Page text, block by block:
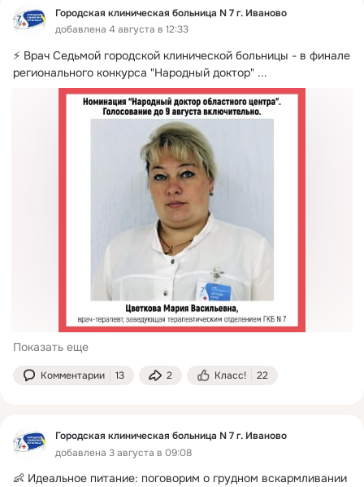
Городская клиническая больница N 7 г. Иваново
добавлена 4 августа в 12:33
⚡ Врач Седьмой городской клинической больницы - в финале
регионального конкурса "Народный доктор" ...
Показать еще
Комментарии 13 2 Класс! 22
Городская клиническая больница N 7 г. Иваново
добавлена 3 августа в 09:08
👶 Идеальное питание: поговорим о грудном вскармливании